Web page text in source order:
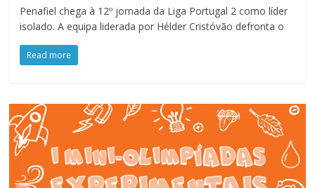
Penafiel chega à 12º jornada da Liga Portugal 2 como líder
isolado. A equipa liderada por Hélder Cristóvão defronta o
Read more